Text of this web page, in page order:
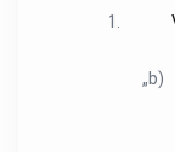
1.
„b)